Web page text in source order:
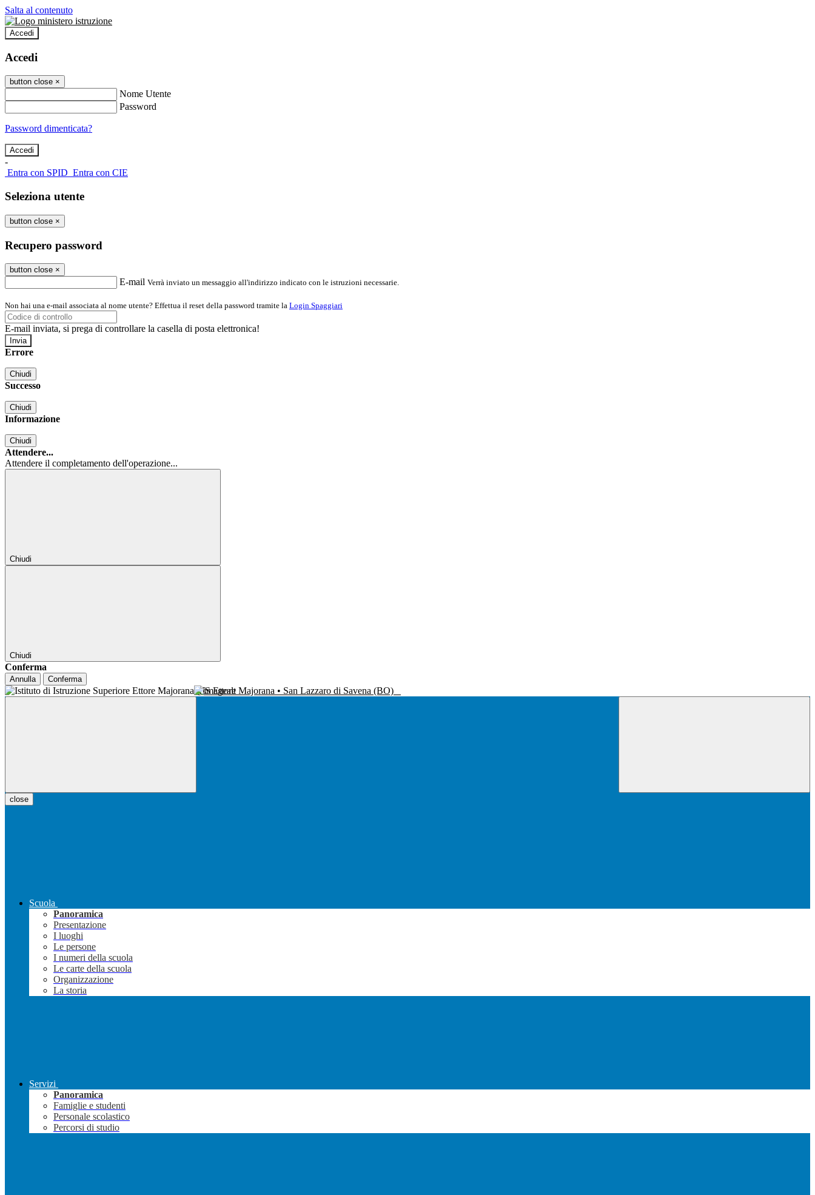
Salta al contenuto
Accedi
Accedi
button close ×
Nome Utente
Password
Password dimenticata?
-
Entra con SPID Entra con CIE
Seleziona utente
button close ×
Recupero password
button close ×
E-mail Verrà inviato un messaggio all'indirizzo indicato con le istruzioni necessarie.
Non hai una e-mail associata al nome utente? Effettua il reset della password tramite la Login Spaggiari
E-mail inviata, si prega di controllare la casella di posta elettronica!
Errore
Chiudi
Successo
Chiudi
Informazione
Chiudi
Attendere...
Attendere il completamento dell'operazione...
Chiudi
Chiudi
Conferma
Annulla Conferma
IIS Ettore Majorana • San Lazzaro di Savena (BO)
close
Scuola
Panoramica
Presentazione
I luoghi
Le persone
I numeri della scuola
Le carte della scuola
Organizzazione
La storia
Servizi
Panoramica
Famiglie e studenti
Personale scolastico
Percorsi di studio